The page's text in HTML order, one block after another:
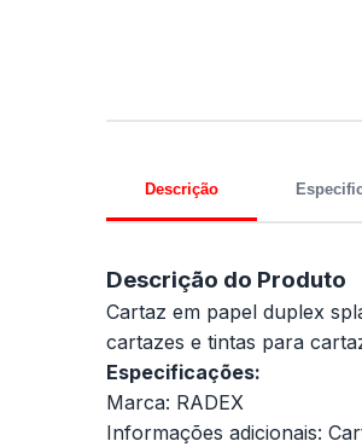
Descrição
Descrição do Produto
Cartaz em papel duplex
cartazes e tintas para
Especificações:
Marca: RADEX
Informações adicionais: